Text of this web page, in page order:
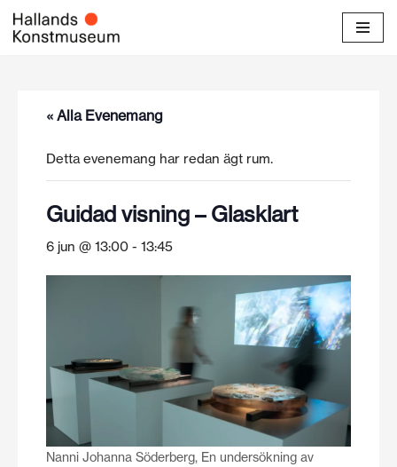
Hoppa
« Alla Evenemang
Detta evenemang har redan ägt rum.
Guidad visning – Glasklart
6 jun @ 13:00 - 13:45
Nanni Johanna Söderberg, En undersökning av